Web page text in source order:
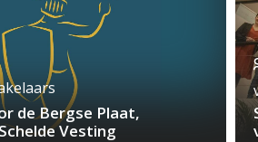
de Bergse Plaat,
Vesting